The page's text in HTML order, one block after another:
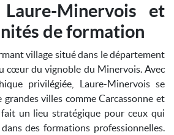
Laure-Minervois et
de formation
village situé dans le département
cœur du vignoble du Minervois. Avec
privilégiée, Laure-Minervois se
villes comme Carcassonne et
un lieu stratégique pour ceux qui
des formations professionnelles.